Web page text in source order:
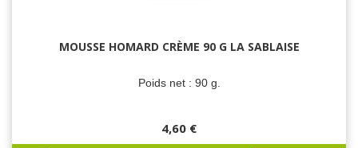
MOUSSE HOMARD CRÈME 90 G LA SABLAISE
Poids net : 90 g.
4,60 €